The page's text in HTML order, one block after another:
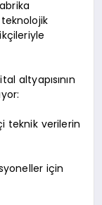
altyapısının
teknik verilerin
için